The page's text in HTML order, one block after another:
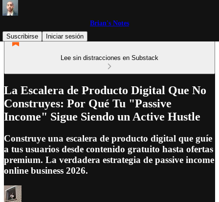
Brian's Notes
Suscribirse
Iniciar sesión
Lee sin distracciones en Substack
La Escalera de Producto Digital Que No
Construyes: Por Qué Tu "Passive
Income" Sigue Siendo un Active Hustle
Construye una escalera de producto digital que guíe
a tus usuarios desde contenido gratuito hasta ofertas
premium. La verdadera estrategia de passive income
online business 2026.